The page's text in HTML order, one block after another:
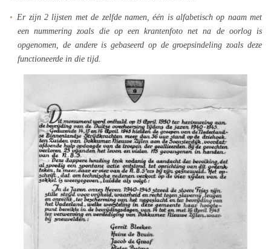
Er zijn 2 lijsten met de zelfde namen, één is alfabetisch op naam met
een nummering zoals die op een krantenfoto net na de oorlog is
opgenomen, de andere is gebaseerd op de groepsindeling zoals deze
functioneerde in die tijd.